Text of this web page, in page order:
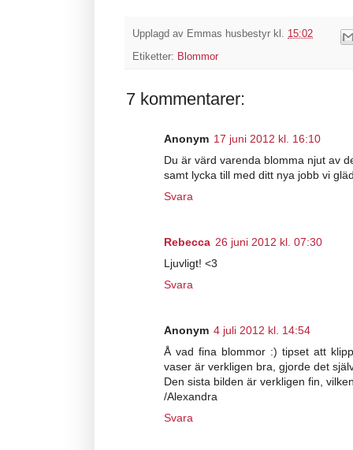
Upplagd av Emmas husbestyr kl. 15:02
Etiketter: Blommor
7 kommentarer:
Anonym 17 juni 2012 kl. 16:10
Du är värd varenda blomma njut av
samt lycka till med ditt nya jobb vi
Svara
Rebecca 26 juni 2012 kl. 07:30
Ljuvligt! <3
Svara
Anonym 4 juli 2012 kl. 14:54
Å vad fina blommor :) tipset att
vaser är verkligen bra, gjorde det
Den sista bilden är verkligen fin,
/Alexandra
Svara